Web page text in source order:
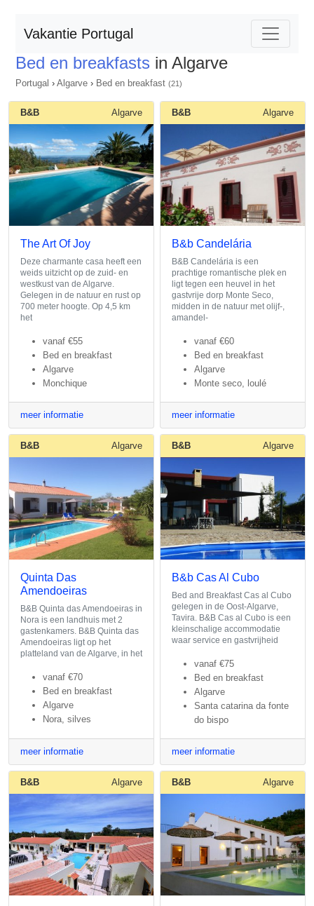
Vakantie Portugal
Bed en breakfasts in Algarve
Portugal › Algarve › Bed en breakfast (21)
B&B Algarve
The Art Of Joy
Deze charmante casa heeft een
weids uitzicht op de zuid- en
westkust van de Algarve.
Gelegen in de natuur en rust op
700 meter hoogte. Op 4,5 km
het
vanaf €55
Bed en breakfast
Algarve
Monchique
meer informatie
B&B Algarve
B&b Candelária
B&B Candelária is een
prachtige romantische plek en
ligt tegen een heuvel in het
gastvrije dorp Monte Seco,
midden in de natuur met olijf-,
amandel-
vanaf €60
Bed en breakfast
Algarve
Monte seco, loulé
meer informatie
B&B Algarve
Quinta Das
Amendoeiras
B&B Quinta das Amendoeiras in
Nora is een landhuis met 2
gastenkamers. B&B Quinta das
Amendoeiras ligt op het
platteland van de Algarve, in het
vanaf €70
Bed en breakfast
Algarve
Nora, silves
meer informatie
B&B Algarve
B&b Cas Al Cubo
Bed and Breakfast Cas al Cubo
gelegen in de Oost-Algarve,
Tavira. B&B Cas al Cubo is een
kleinschalige accommodatie
waar service en gastvrijheid
vanaf €75
Bed en breakfast
Algarve
Santa catarina da fonte
do bispo
meer informatie
B&B Algarve B&B Algarve